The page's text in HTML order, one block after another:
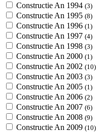
Constructie An 1994 (3)
Constructie An 1995 (8)
Constructie An 1996 (1)
Constructie An 1997 (4)
Constructie An 1998 (3)
Constructie An 2000 (1)
Constructie An 2002 (10)
Constructie An 2003 (3)
Constructie An 2005 (1)
Constructie An 2006 (2)
Constructie An 2007 (6)
Constructie An 2008 (9)
Constructie An 2009 (10)